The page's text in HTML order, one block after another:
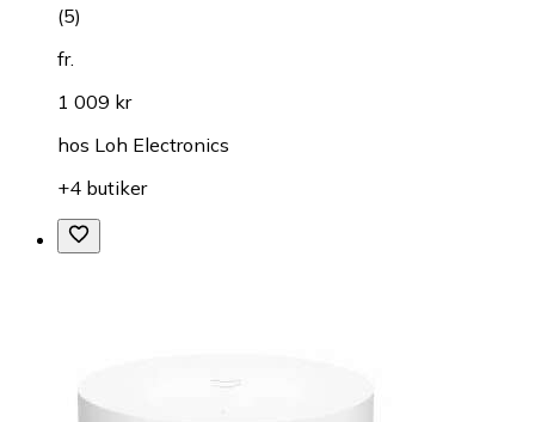
(5)
fr.
1 009 kr
hos Loh Electronics
+4 butiker